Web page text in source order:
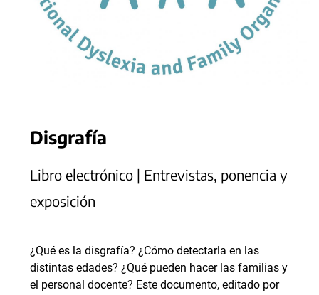
Disgrafía
Libro electrónico | Entrevistas, ponencia y
exposición
¿Qué es la disgrafía? ¿Cómo detectarla en las
distintas edades? ¿Qué pueden hacer las familias y
el personal docente? Este documento, editado por